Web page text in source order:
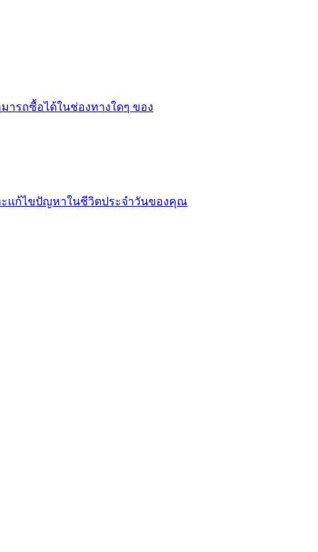
ารถซื้อได้ในช่องทางใดๆ ของ
ะแก้ไขปัญหาในชีวิตประจำวันของคุณ